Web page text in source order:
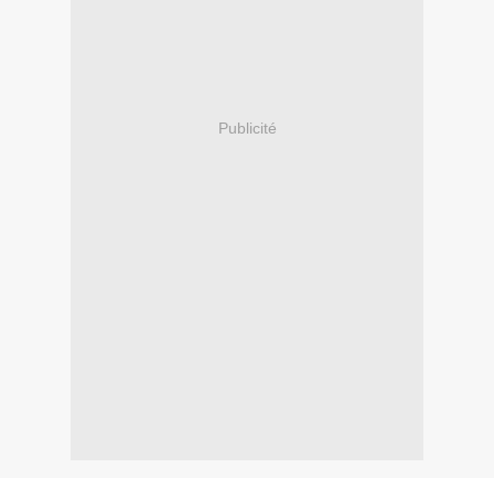
Publicité